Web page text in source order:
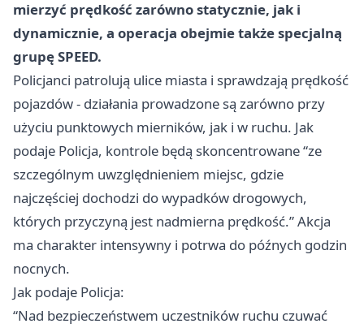
mierzyć prędkość zarówno statycznie, jak i
dynamicznie, a operacja obejmie także specjalną
grupę SPEED.
Policjanci patrolują ulice miasta i sprawdzają prędkość
pojazdów - działania prowadzone są zarówno przy
użyciu punktowych mierników, jak i w ruchu. Jak
podaje Policja, kontrole będą skoncentrowane “ze
szczególnym uwzględnieniem miejsc, gdzie
najczęściej dochodzi do wypadków drogowych,
których przyczyną jest nadmierna prędkość.” Akcja
ma charakter intensywny i potrwa do późnych godzin
nocnych.
Jak podaje Policja:
“Nad bezpieczeństwem uczestników ruchu czuwać